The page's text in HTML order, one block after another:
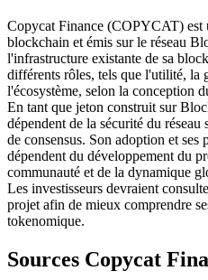
Futures USDC
Futures utilisant l'USDC
Copie de Trading
Copycat Finance (COPYCAT) est
blockchain et émis sur le réseau
l'infrastructure existante de sa
différents rôles, tels que l'utilité, la
l'écosystème, selon la conception
En tant que jeton construit sur
dépendent de la sécurité du réseau
de consensus. Son adoption et ses
dépendent du développement du
communauté et de la dynamique
Les investisseurs devraient
projet afin de mieux comprendre
tokenomique.
Sources Copycat